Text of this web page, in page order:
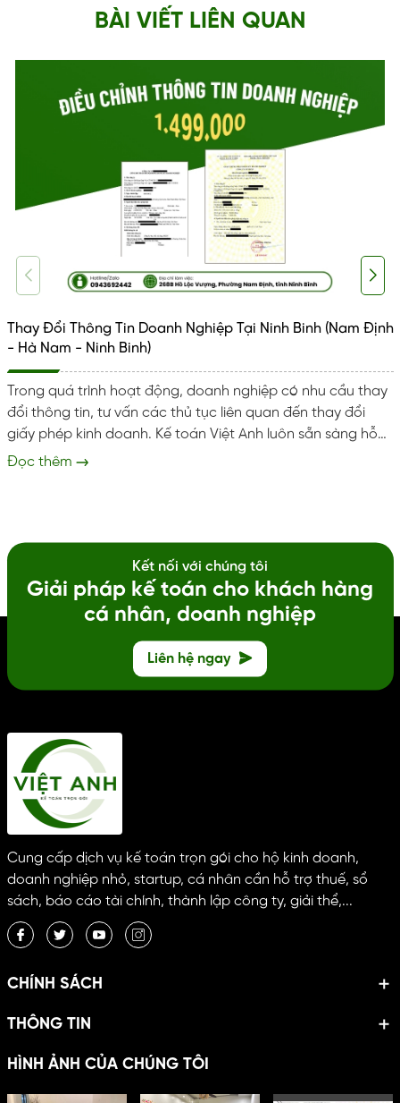
BÀI VIẾT LIÊN QUAN
Thay Đổi Thông Tin Doanh Nghiệp Tại Ninh Binh (Nam Định
- Hà Nam - Ninh Binh)
Trong quá trình hoạt động, doanh nghiệp có nhu cầu thay
đổi thông tin, tư vấn các thủ tục liên quan đến thay đổi
giấy phép kinh doanh. Kế toán Việt Anh luôn sẵn sàng hỗ
trợ doanh nghiệp tại Ninh Bình thực hiện đúng đủ và kịp
Đọc thêm
Kết nối với chúng tôi
Giải pháp kế toán cho khách hàng
cá nhân, doanh nghiệp
Liên hệ ngay
Cung cấp dịch vụ kế toán trọn gói cho hộ kinh doanh,
doanh nghiệp nhỏ, startup, cá nhân cần hỗ trợ thuế, sổ
sách, báo cáo tài chính, thành lập công ty, giải thể,...
CHÍNH SÁCH
THÔNG TIN
HÌNH ẢNH CỦA CHÚNG TÔI